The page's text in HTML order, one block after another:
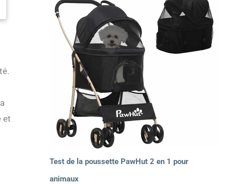
et
Test de la poussette PawHut 2 en 1 pour
animaux